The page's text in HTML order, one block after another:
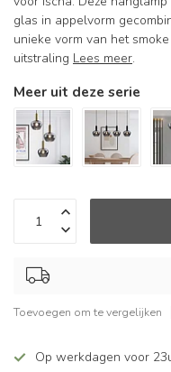
glas in appelvorm
unieke vorm van het
uitstraling Lees meer.
Meer uit deze serie
Toevoegen om te vergelijken
Op werkdagen voor